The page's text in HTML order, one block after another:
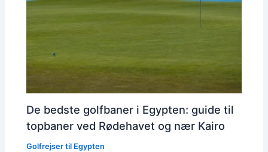
De bedste golfbaner i Egypten: guide til
topbaner ved Rødehavet og nær Kairo
Golfrejser til Egypten